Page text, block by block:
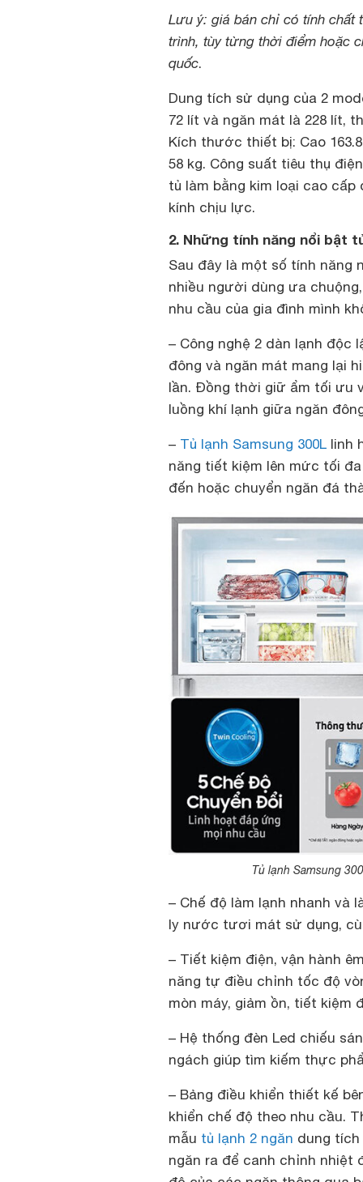
Lưu ý: giá bán chỉ có tính chất
trình, tùy từng thời điểm hoặc
quốc.
Dung tích sử dụng của 2
72 lít và ngăn mát là 228 lít,
Kích thước thiết bị: Cao
58 kg. Công suất tiêu thụ
tủ làm bằng kim loại cao
kính chịu lực.
2. Những tính năng nổi bật
Sau đây là một số tính năng
nhiều người dùng ưa
nhu cầu của gia đình mình
– Công nghệ 2 dàn lạnh độc
đông và ngăn mát mang lại
lần. Đồng thời giữ ẩm tối ưu
luồng khí lạnh giữa ngăn
– Tủ lạnh Samsung 300L linh
năng tiết kiệm lên mức tối
đến hoặc chuyển ngăn đá
Tủ lạnh Samsung
– Chế độ làm lạnh nhanh và
ly nước tươi mát sử dụng,
– Tiết kiệm điện, vận hành
năng tự điều chỉnh tốc độ
mòn máy, giảm ồn, tiết kiệm
– Hệ thống đèn Led chiếu
ngách giúp tìm kiếm thực
– Bảng điều khiển thiết kế
khiển chế độ theo nhu cầu.
mẫu tủ lạnh 2 ngăn dung
ngăn ra để canh chỉnh